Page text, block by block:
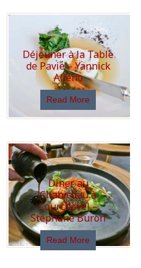
Déjeuner à la Table
de Pavie – Yannick
Alléno
Read More
Dîner au
Chabichou à
Courchevel –
Stéphane Buron
Read More